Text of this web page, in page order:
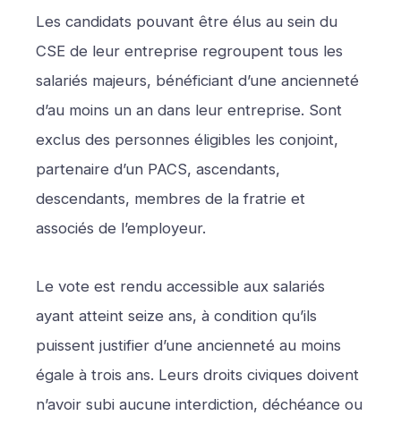
Les candidats pouvant être élus au sein du
CSE de leur entreprise regroupent tous les
salariés majeurs, bénéficiant d’une ancienneté
d’au moins un an dans leur entreprise. Sont
exclus des personnes éligibles les conjoint,
partenaire d’un PACS, ascendants,
descendants, membres de la fratrie et
associés de l’employeur.
Le vote est rendu accessible aux salariés
ayant atteint seize ans, à condition qu’ils
puissent justifier d’une ancienneté au moins
égale à trois ans. Leurs droits civiques doivent
n’avoir subi aucune interdiction, déchéance ou